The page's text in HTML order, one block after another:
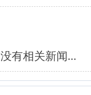
没有相关新闻...